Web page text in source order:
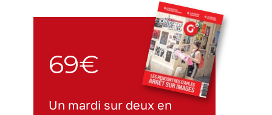
69€
Un mardi sur deux en